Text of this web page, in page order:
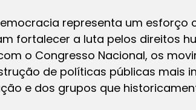
representa um
fortalecer a luta pelos direitos
o Congresso Nacional, os
de políticas públicas mais
e dos grupos que